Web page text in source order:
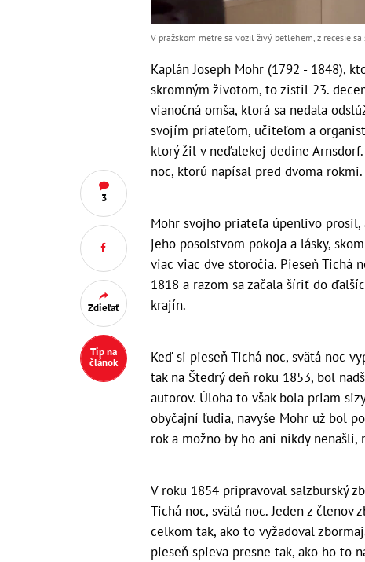
3
Zdieľať
Tip na
článok
V pražskom metre sa vozil živý betlehem, z recesie
Kaplán Joseph Mohr (1792 - 1848),
skromným životom, to zistil 23.
vianočná omša, ktorá sa nedala
svojím priateľom, učiteľom a
ktorý žil v neďalekej dedine
noc, ktorú napísal pred dvoma
Mohr svojho priateľa úpenlivo
jeho posolstvom pokoja a lásky,
viac viac dve storočia. Pieseň Tichá
1818 a razom sa začala šíriť do
krajín.
Keď si pieseň Tichá noc, svätá noc
tak na Štedrý deň roku 1853, bol
autorov. Úloha to však bola priam
obyčajní ľudia, navyše Mohr už bol
rok a možno by ho ani nikdy nenašli,
V roku 1854 pripravoval salzburský
Tichá noc, svätá noc. Jeden z členov
celkom tak, ako to vyžadoval
pieseň spieva presne tak, ako ho to